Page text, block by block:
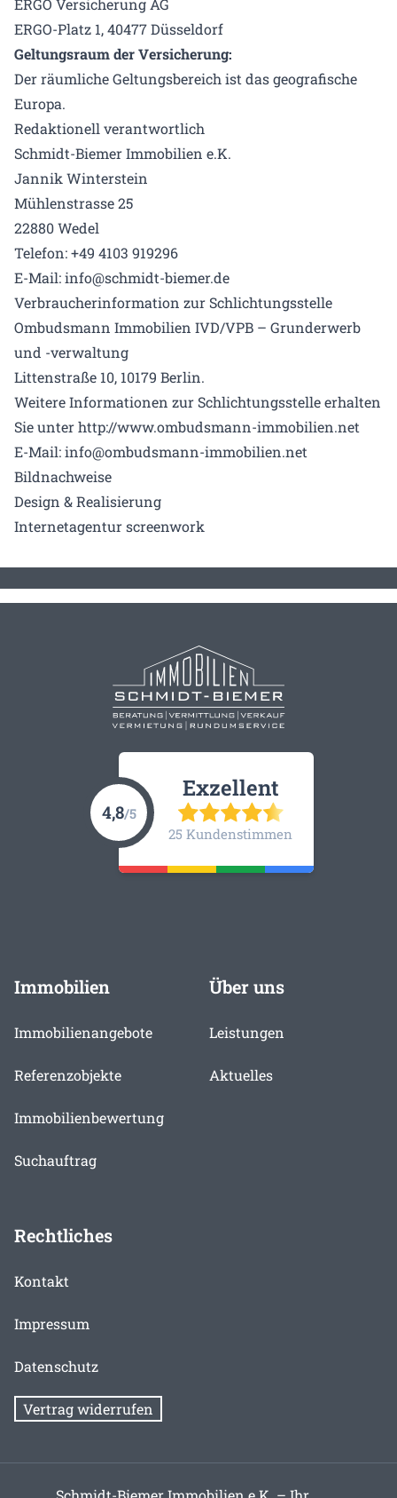
ERGO Versicherung AG
ERGO-Platz 1, 40477 Düsseldorf
Geltungsraum der Versicherung:
Der räumliche Geltungsbereich ist das geografische
Europa.
Redaktionell verantwortlich
Schmidt-Biemer Immobilien e.K.
Jannik Winterstein
Mühlenstrasse 25
22880 Wedel
Telefon: +49 4103 919296
E-Mail: info@schmidt-biemer.de
Verbraucherinformation zur Schlichtungsstelle
Ombudsmann Immobilien IVD/VPB – Grunderwerb
und -verwaltung
Littenstraße 10, 10179 Berlin.
Weitere Informationen zur Schlichtungsstelle erhalten
Sie unter http://www.ombudsmann-immobilien.net
E-Mail: info@ombudsmann-immobilien.net
Bildnachweise
Design & Realisierung
Internetagentur screenwork
4,8/5
Exzellent
25 Kundenstimmen
Immobilien
Immobilienangebote
Referenzobjekte
Immobilienbewertung
Suchauftrag
Über uns
Leistungen
Aktuelles
Rechtliches
Kontakt
Impressum
Datenschutz
Vertrag widerrufen